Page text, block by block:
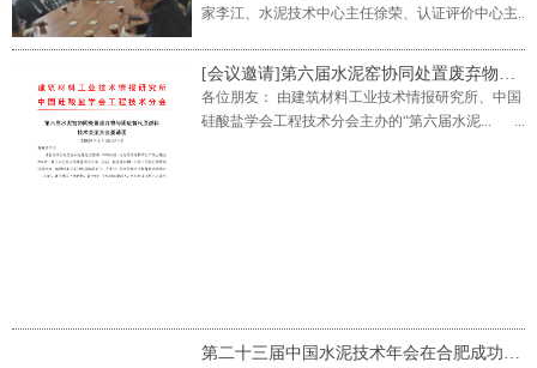
家李江、水泥技术中心主任徐荣、认证评价中心主
[会议邀请]第六届水泥窑协同处置废弃物与固废替代原燃料技术交流大会
各位朋友： 由建筑材料工业技术情报研究所、中国
硅酸盐学会工程技术分会主办的“第六届水泥...
第二十三届中国水泥技术年会在合肥成功召开